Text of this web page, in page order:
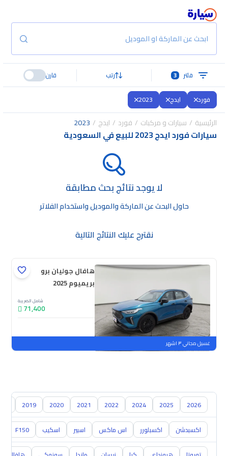
ابحث عن الماركة او الموديل
فلتر 3 رتب قارن
فورد ايدج 2023
الرئيسية سيارات و مركبات فورد ايدج 2023
سيارات فورد ايدج 2023 للبيع في السعودية
لا يوجد نتائج بحث مطابقة
حاول البحث عن الماركة والموديل واستخدام الفلاتر
نقترح عليك النتائج التالية
هافال جوليان برو
بريميوم 2025
شامل الضريبة
71,400
جديدة
ملوحة
غسيل مجاني ٣ اشهر
2026
2025
2024
2022
2021
2020
2019
اكسبدشن اكسبلورر اس ماكس اسبير اسكيب F150